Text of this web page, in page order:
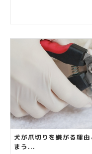
犬が爪切りを嫌がる理
まう...